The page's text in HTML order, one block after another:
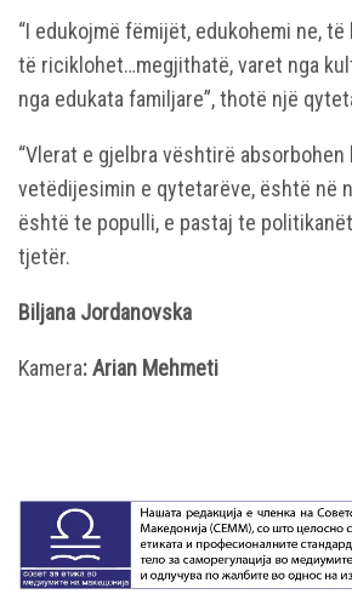
“I edukojmë fëmijët, edukohemi ne,
të riciklohet…megjithatë, varet nga
nga edukata familjare”, thotë një
“Vlerat e gjelbra vështirë absorbohen
vetëdijesimin e qytetarëve, është në
është te populli, e pastaj te
tjetër.
Biljana Jordanovska
Kamera: Arian Mehmeti